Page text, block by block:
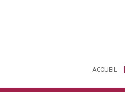
ACCUEIL